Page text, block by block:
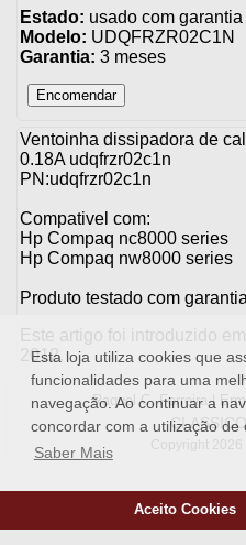
Esta loja utiliza cookies que
funcionalidades para uma
navegação. Ao continuar a
concordar com a utilização de
Saber Mais
Aceito Cookies
Estado: usado com garantia
Modelo: UDQFRZR02C1N
Garantia: 3 meses
Ventoinha dissipadora de
0.18A udqfrzr02c1n
PN:udqfrzr02c1n
Compativel com:
Hp Compaq nc8000 series
Hp Compaq nw8000 series
Produto testado com garantia
Este artigo foi introduzido
2012.
Raquel C. Ferreira |
CLASSICO
Copyright 2026